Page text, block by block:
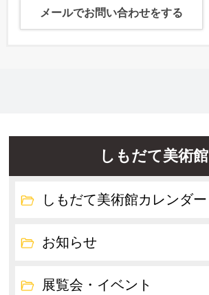
メールでお問い合わせをする
しもだて美術館
しもだて美術館カレンダー
お知らせ
展覧会・イベント